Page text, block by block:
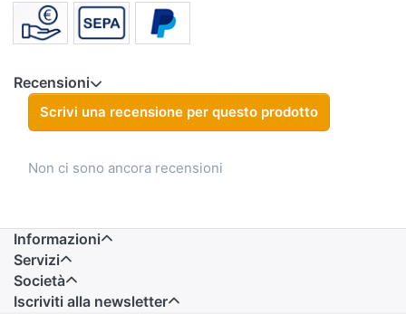
Recensioni
Scrivi una recensione per questo prodotto
Non ci sono ancora recensioni
Informazioni
Servizi
Società
Iscriviti alla newsletter